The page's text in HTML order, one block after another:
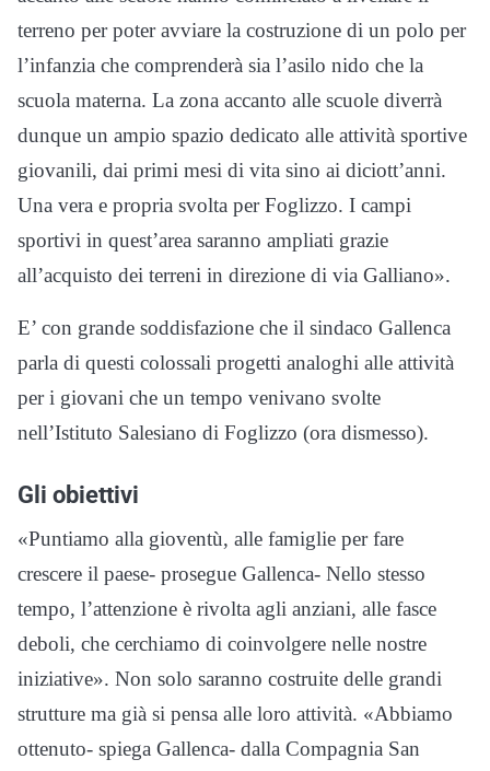
terreno per poter avviare la costruzione di un polo per
l’infanzia che comprenderà sia l’asilo nido che la
scuola materna. La zona accanto alle scuole diverrà
dunque un ampio spazio dedicato alle attività sportive
giovanili, dai primi mesi di vita sino ai diciott’anni.
Una vera e propria svolta per Foglizzo. I campi
sportivi in quest’area saranno ampliati grazie
all’acquisto dei terreni in direzione di via Galliano».
E’ con grande soddisfazione che il sindaco Gallenca
parla di questi colossali progetti analoghi alle attività
per i giovani che un tempo venivano svolte
nell’Istituto Salesiano di Foglizzo (ora dismesso).
Gli obiettivi
«Puntiamo alla gioventù, alle famiglie per fare
crescere il paese- prosegue Gallenca- Nello stesso
tempo, l’attenzione è rivolta agli anziani, alle fasce
deboli, che cerchiamo di coinvolgere nelle nostre
iniziative». Non solo saranno costruite delle grandi
strutture ma già si pensa alle loro attività. «Abbiamo
ottenuto- spiega Gallenca- dalla Compagnia San